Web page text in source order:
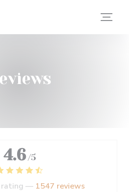
4.6 /5
rating — 1547 reviews